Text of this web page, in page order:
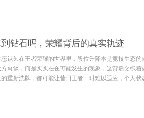
钻石吗，荣耀背后的真实轨迹
认知在王者荣耀的世界里，段位升降本是竞技生态
奇谈，而是实实在在可能发生的现象，这背后交织着
重新洗牌，都可能让昔日王者一时难以适应，个人状